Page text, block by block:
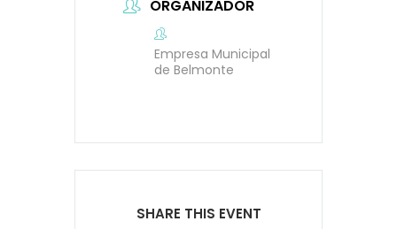
ORGANIZADOR
Empresa Municipal
de Belmonte
SHARE THIS EVENT